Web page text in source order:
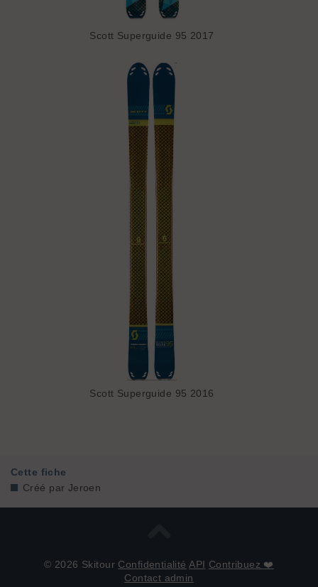
Scott Superguide 95 2017
Scott Superguide 95 2016
Cette fiche
Créé par Jeroen
© 2026 Skitour Confidentialité API Contribuez ❤️
Contact admin